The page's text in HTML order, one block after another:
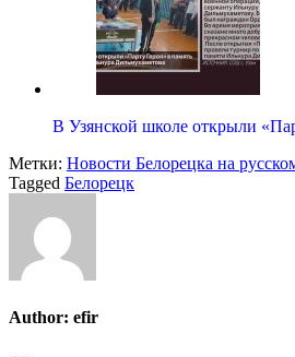
В Узянской школе открыли
Метки: Новости Белорецка на
Tagged Белорецк
Author: efir